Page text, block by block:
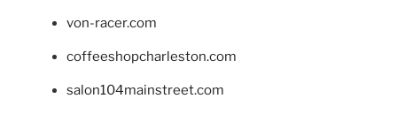
von-racer.com
coffeeshopcharleston.com
salon104mainstreet.com